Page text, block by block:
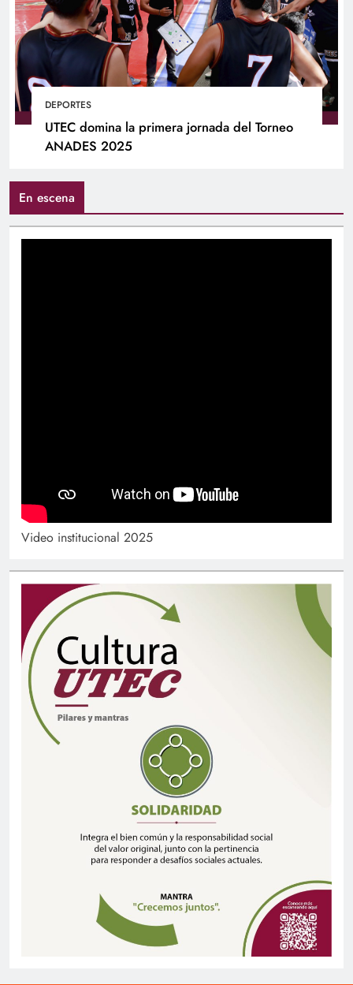
DEPORTES
UTEC domina la primera jornada del Torneo
ANADES 2025
En escena
Video institucional 2025